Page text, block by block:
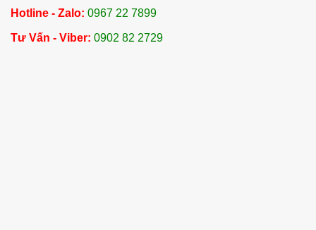
Hotline - Zalo: 0967 22 7899
Tư Vấn - Viber: 0902 82 2729